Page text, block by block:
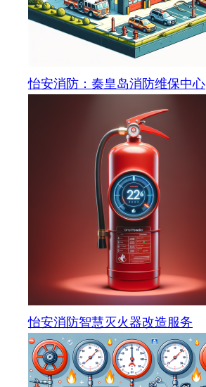
怡安消防：秦皇岛消防维保中心
怡安消防智慧灭火器改造服务